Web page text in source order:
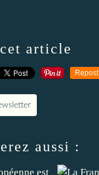
article
Repost
aussi :